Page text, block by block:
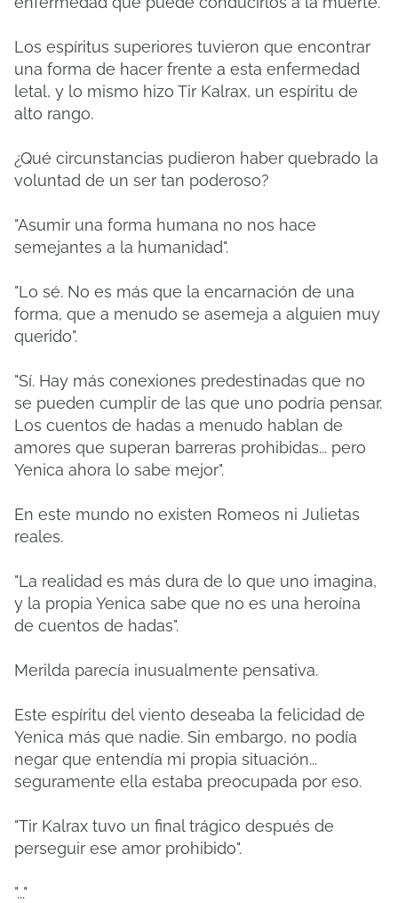
Los espíritus superiores tuvieron que encontrar
una forma de hacer frente a esta enfermedad
letal, y lo mismo hizo Tir Kalrax, un espíritu de
alto rango.
¿Qué circunstancias pudieron haber quebrado la
voluntad de un ser tan poderoso?
"Asumir una forma humana no nos hace
semejantes a la humanidad".
"Lo sé. No es más que la encarnación de una
forma, que a menudo se asemeja a alguien muy
querido".
"Sí. Hay más conexiones predestinadas que no
se pueden cumplir de las que uno podría pensar.
Los cuentos de hadas a menudo hablan de
amores que superan barreras prohibidas... pero
Yenica ahora lo sabe mejor".
En este mundo no existen Romeos ni Julietas
reales.
"La realidad es más dura de lo que uno imagina,
y la propia Yenica sabe que no es una heroína
de cuentos de hadas".
Merilda parecía inusualmente pensativa.
Este espíritu del viento deseaba la felicidad de
Yenica más que nadie. Sin embargo, no podía
negar que entendía mi propia situación...
seguramente ella estaba preocupada por eso.
"Tir Kalrax tuvo un final trágico después de
perseguir ese amor prohibido".
"..."